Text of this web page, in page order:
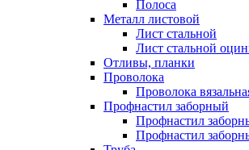
Полоса
Металл листовой
Лист стальной
Лист стальной
Отливы, планки
Проволока
Проволока
Профнастил заборный
Профнастил
Профнастил